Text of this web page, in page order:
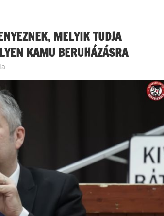
MELYIK TUDJA
KAMU BERUHÁZÁSRA